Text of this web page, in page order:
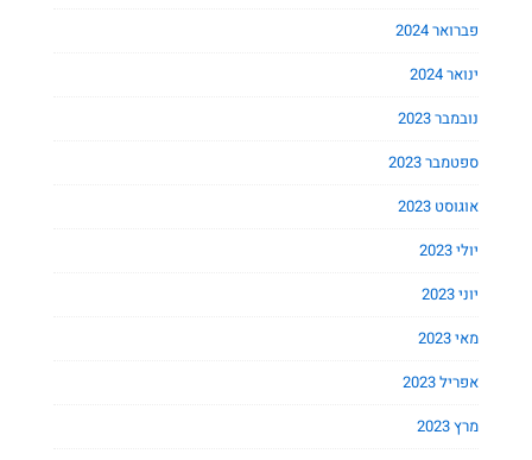
פברואר 2024
ינואר 2024
נובמבר 2023
ספטמבר 2023
אוגוסט 2023
יולי 2023
יוני 2023
מאי 2023
אפריל 2023
מרץ 2023